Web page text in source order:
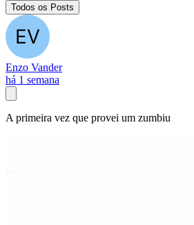
Todos os Posts
Enzo Vander
há 1 semana
A primeira vez que provei um zumbiu